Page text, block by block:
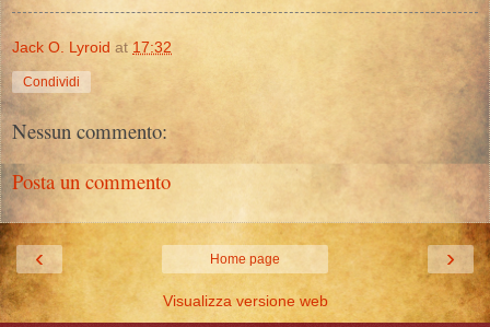
Jack O. Lyroid at 17:32
Condividi
Nessun commento:
Posta un commento
‹ ›
Home page
Visualizza versione web